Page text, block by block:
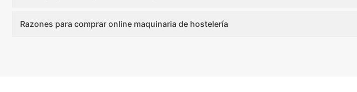
Razones para comprar online maquinaria de hostelería